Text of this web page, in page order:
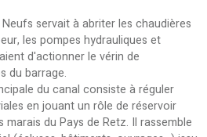
servait à abriter les chaudières
les pompes hydrauliques et
d'actionner le vérin de
du barrage.
du canal consiste à réguler
en jouant un rôle de réservoir
du Pays de Retz. Il rassemble